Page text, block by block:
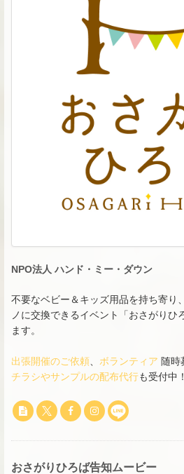
NPO法人 ハンド・ミー・ダウン
不要なベビー＆キッズ用品を持ち寄り
ノに交換できるイベント「おさがりひ
ます。
出張開催のご依頼 ボランティア 随時
チラシやサンプルの配布代行も受付中！
おさがりひろば告知ムービー